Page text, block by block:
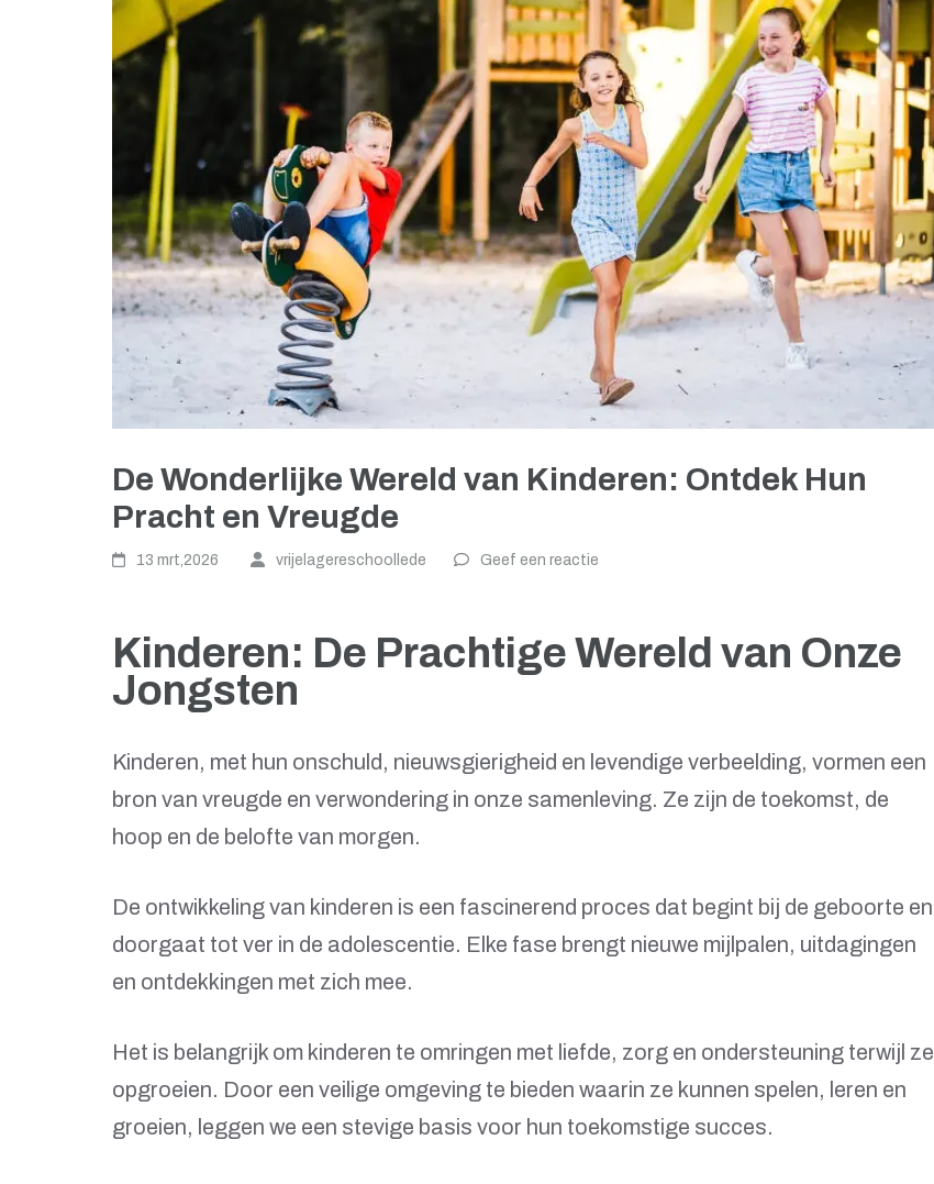
De Wonderlijke Wereld van Kinderen: Ontdek Hun
Pracht en Vreugde
13 mrt,2026 vrijelagereschoollede Geef een reactie
Kinderen: De Prachtige Wereld van Onze
Jongsten
Kinderen, met hun onschuld, nieuwsgierigheid en levendige verbeelding, vormen een
bron van vreugde en verwondering in onze samenleving. Ze zijn de toekomst, de
hoop en de belofte van morgen.
De ontwikkeling van kinderen is een fascinerend proces dat begint bij de geboorte en
doorgaat tot ver in de adolescentie. Elke fase brengt nieuwe mijlpalen, uitdagingen
en ontdekkingen met zich mee.
Het is belangrijk om kinderen te omringen met liefde, zorg en ondersteuning terwijl ze
opgroeien. Door een veilige omgeving te bieden waarin ze kunnen spelen, leren en
groeien, leggen we een stevige basis voor hun toekomstige succes.